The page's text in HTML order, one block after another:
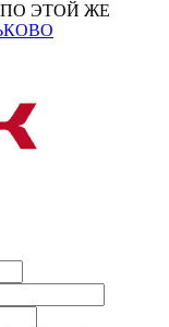
ЭТОЙ ЖЕ